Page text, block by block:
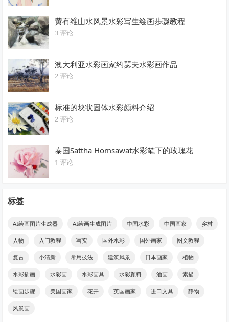
黄有维山水风景水彩写生绘画步骤教程
3 评论
澳大利亚水彩画家约瑟夫水彩画作品
2 评论
标准的块状固体水彩颜料介绍
2 评论
泰国Sattha Homsawat水彩笔下的玫瑰花
1 评论
标签
AI绘画图片生成器 AI绘画生成图片 中国水彩 中国画家 乡村
人物 入门教程 写实 国外水彩 国外画家 图文教程
复古 小清新 常用技法 建筑风景 日本画家 植物
水彩插画 水彩画 水彩画具 水彩颜料 油画 素描
绘画步骤 美国画家 花卉 英国画家 进口文具 静物
风景画